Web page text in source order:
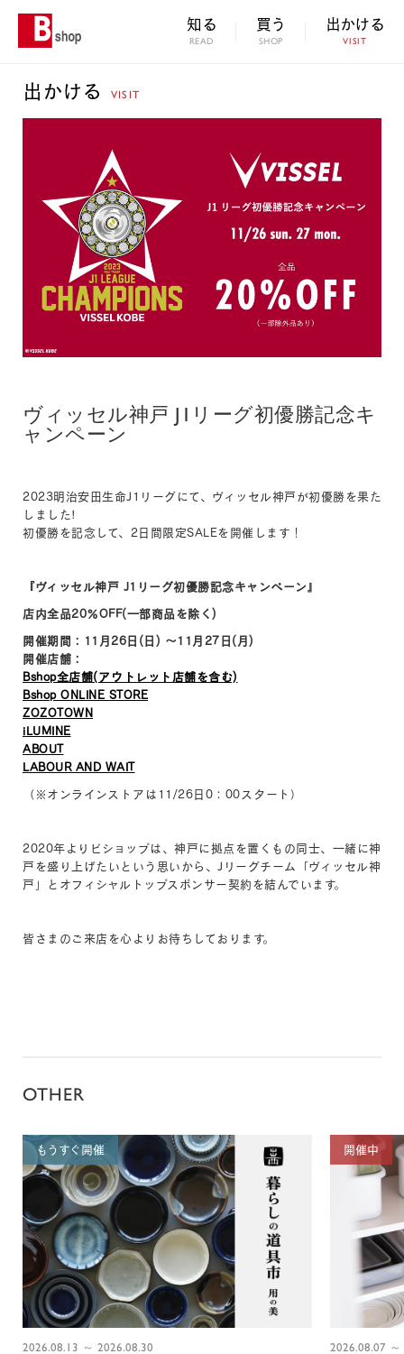
知る
READ
買う
SHOP
出かける
VISIT
出かける VISIT
ヴィッセル神戸 J1リーグ初優勝記念キ
ャンペーン
2023明治安田生命J1リーグにて、ヴィッセル神戸が初優勝を果た
しました!
初優勝を記念して、2日間限定SALEを開催します！
『ヴィッセル神戸 J1リーグ初優勝記念キャンペーン』
店内全品20％OFF(一部商品を除く)
開催期間：11月26日(日) ～11月27日(月)
開催店舗：
Bshop全店舗(アウトレット店舗を含む)
Bshop ONLINE STORE
ZOZOTOWN
iLUMINE
ABOUT
LABOUR AND WAIT
（※オンラインストアは11/26日0：00スタート）
2020年よりビショップは、神戸に拠点を置くもの同士、一緒に神
戸を盛り上げたいという思いから、Jリーグチーム「ヴィッセル神
戸」とオフィシャルトップスポンサー契約を結んでいます。
皆さまのご来店を心よりお待ちしております。
OTHER
もうすぐ開催
2026.08.13 ～ 2026.08.30
開催中
2026.08.07